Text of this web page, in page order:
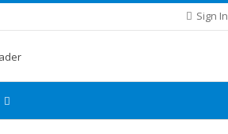
Sign In